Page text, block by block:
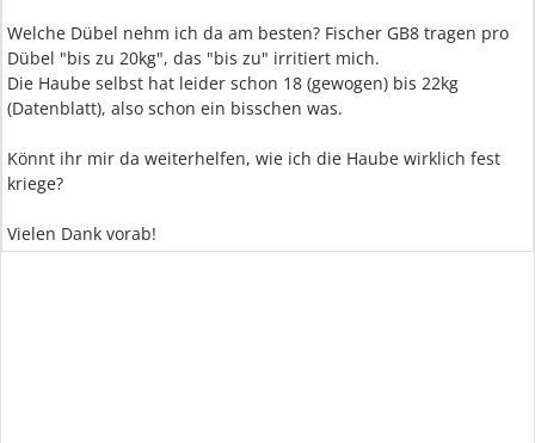
Welche Dübel nehm ich da am besten? Fischer GB8 tragen pro
Dübel "bis zu 20kg", das "bis zu" irritiert mich.
Die Haube selbst hat leider schon 18 (gewogen) bis 22kg
(Datenblatt), also schon ein bisschen was.
Könnt ihr mir da weiterhelfen, wie ich die Haube wirklich fest
kriege?
Vielen Dank vorab!